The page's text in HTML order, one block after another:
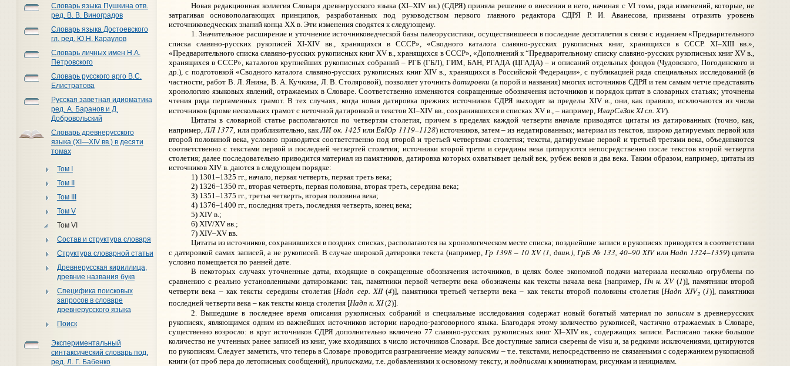
Словарь языка Пушкина отв.
ред. В. В. Виноградов
Словарь языка Достоевского
гл. ред. Ю.Н. Караулов
Словарь личных имен Н.А.
Петровского
Словарь русского арго В.С.
Елистратова
Русская заветная идиоматика
ред. А. Баранов и Д.
Добровольский
Словарь древнерусского
языка (XI—XIV вв.) в десяти
томах
Том I
Том II
Том III
Том V
Том VI
Состав и структура словаря
Структура словарной статьи
Древнерусская кириллица,
древние названия букв
Специфика поисковых
запросов в словаре
древнерусского языка
Поиск
Экспериментальный
синтаксический словарь под.
ред. Л. Г. Бабенко
Новая редакционная коллегия Словаря древнерусского языка (XI–XIV вв.) (СДРЯ) приняла решение о внесении в него, начиная с VI тома, ряда изменений, которые, не
затрагивая основополагающих принципов, разработанных под руководством первого главного редактора СДРЯ Р. И. Аванесова, призваны отразить уровень
источниковедческих знаний конца XX в. Эти изменения сводятся к следующему.
1. Значительное расширение и уточнение источниковедческой базы палеорусистики, осуществившееся в последние десятилетия в связи с изданием «Предварительного
списка славяно-русских рукописей XI-XIV вв., хранящихся в СССР»,
«Сводного каталога славяно-русских рукописных книг, хранящихся в СССР. XI–XIII
вв.»,
«Предварительного списка славяно-русских рукописных книг XV в., хранящихся в СССР», «Дополнений к “Предварительному списку славяно-русских рукописных книг XV в.,
хранящихся в СССР», каталогов крупнейших рукописных собраний – РГБ (ГБЛ), ГИМ, БАН, РГАДА (ЦГАДА) – и описаний отдельных фондов (Чудовского, Погодинского и
др.), с подготовкой «Cводного каталога славяно-русских рукописных книг XIV в., хранящихся в Российской Федерации», с публикацией ряда специальных исследований (в
частности, работ В. Л. Янина, В. А. Кучкина, Л. В. Столяровой), позволяет уточнитьдатировки (а порой и названия) многих источников СДРЯ и тем самым четче представить
хронологию языковых явлений, отражаемых в Словаре. Соответственно изменяются сокращенные обозначения источников и порядок цитат в словарных статьях; уточнены
чтения ряда пергаменных грамот. В тех случаях, когда новая датировка прежних источников СДРЯ выходит за пределы XIV в., они, как правило, исключаются из числа
источников (кроме нескольких грамот с неточной датировкой и текстов XI–XIV вв., сохранившихся в списках XV в., – например, ИларСлЗак XI сп. XV).
Цитаты в словарной статье располагаются по четвертям столетия, причем в пределах каждой четверти вначале приводятся цитаты из датированных (точно, как,
например,ЛЛ 1377 , или приблизительно, какЛИ ок. 1425или ЕвЮр 1119–1128) источников, затем – из недатированных; материал из текстов, широко датируемых первой или
второй половиной века, условно приводится соответственно под второй и третьей четвертями столетия; тексты, датируемые первой и третьей третями века, объединяются
соответственно с текстами первой и последней четвертей столетия; источники второй трети и середины века цитируются непосредственно после текстов второй четверти
столетия; далее последовательно приводится материал из памятников, датировка которых охватывает целый век, рубеж веков и два века. Таким образом, например, цитаты из
источников XIV в. даются в следующем порядке:
1) 1301–1325 гг., начало, первая четверть, первая треть века;
2) 1326–1350 гг., вторая четверть, первая половина, вторая треть, середина века;
3) 1351–1375 гг., третья четверть, вторая половина века;
4) 1376–1400 гг., последняя треть, последняя четверть, конец века;
5) XIV в.;
6) XIV/XV вв.;
7) XIV–XV вв.
Цитаты из источников, сохранившихся в поздних списках, располагаются на хронологическом месте списка; позднейшие записи в рукописях приводятся в соответствии
с датировкой самих записей, а не рукописей. В случае широкой датировки текста (например, Гр 1398 – 10 XV (1, двин.), ГрБ № 133, 40–90 XIVили Надп 1324–1359) цитата
условно помещается по ранней дате.
В некоторых случаях уточненные даты, входящие в сокращенные обозначения источников, в целях более экономной подачи материала несколько огрублены по
сравнению с реально установленными датировками: так, памятники первой четверти века обозначены как тексты начала века [например, Пч н. XV(1)], памятники второй
четверти века – как тексты середины столетия [Надп сер. XII(4)], памятники третьей четверти века – как тексты второй половины столетия [Надп XIV2(1)], памятники
последней четверти века – как тексты конца столетия [Надп к. XI(2)].
2. Вышедшие в последнее время описания рукописных собраний и специальные исследования содержат новый богатый материал по записямв древнерусских
рукописях, являющимся одним из важнейших источников истории народно-разговорного языка. Благодаря этому количество рукописей, частично отражаемых в Словаре,
существенно возросло: в круг источников СДРЯ дополнительно включено 77 славяно-русских рукописных книг XI–XIV вв., содержащих записи. Расписано также большое
количество не учтенных ранее записей из книг, уже входивших в число источников Словаря. Все доступные записи сверены de visu и, за редкими исключениями, цитируются
по рукописям. Следует заметить, что теперь в Словаре проводится разграничение междузаписями – т.е. текстами, непосредственно не связанными с содержанием рукописной
книги (от проб пера до летописных сообщений), приписками, т.е. добавлениями к основному тексту, и подписями к миниатюрам, рисункам и инициалам.